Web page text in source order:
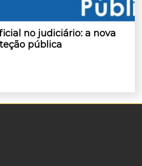
no judiciário: a nova
pública